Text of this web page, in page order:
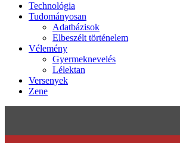
Technológia
Tudományosan
Adatbázisok
Elbeszélt történelem
Vélemény
Gyermeknevelés
Lélektan
Versenyek
Zene